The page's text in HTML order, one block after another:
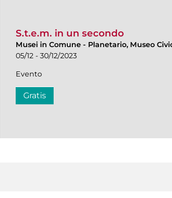
S.t.e.m. in un secondo
Musei in Comune - Planetario, Museo
05/12 - 30/12/2023
Evento
Gratis